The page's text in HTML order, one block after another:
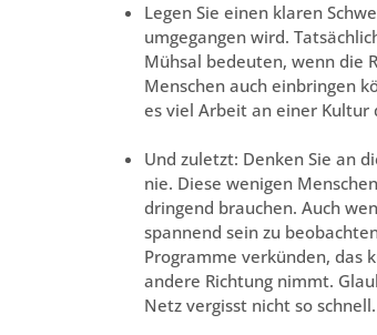
Legen Sie einen klaren
umgegangen wird.
Mühsal bedeuten, wenn die
Menschen auch einbringen
es viel Arbeit an einer Kultur
Und zuletzt: Denken Sie an
nie. Diese wenigen
dringend brauchen. Auch
spannend sein zu
Programme verkünden, das
andere Richtung nimmt.
Netz vergisst nicht so